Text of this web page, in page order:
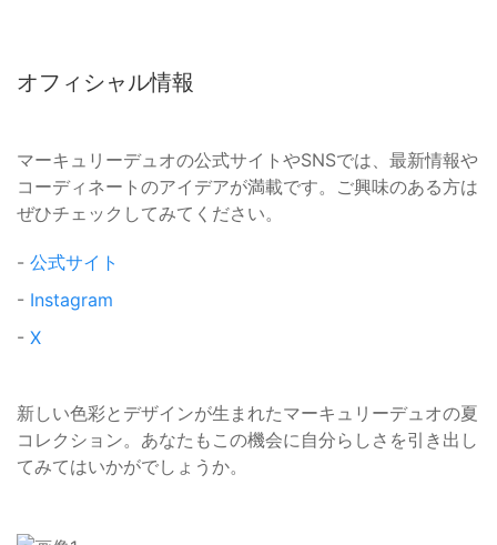
オフィシャル情報
マーキュリーデュオの公式サイトやSNSでは、最新情報や
コーディネートのアイデアが満載です。ご興味のある方は
ぜひチェックしてみてください。
- 公式サイト
- Instagram
- X
新しい色彩とデザインが生まれたマーキュリーデュオの夏
コレクション。あなたもこの機会に自分らしさを引き出し
てみてはいかがでしょうか。